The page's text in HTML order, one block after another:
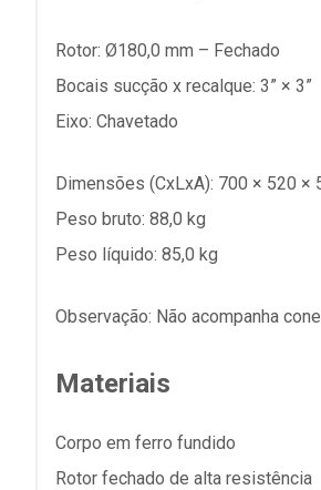
Rotor: Ø180,0 mm – Fechado
Bocais sucção x recalque: 3” × 3”
Eixo: Chavetado
Dimensões (CxLxA): 700 × 520 ×
Peso bruto: 88,0 kg
Peso líquido: 85,0 kg
Observação: Não acompanha
Materiais
Corpo em ferro fundido
Rotor fechado de alta resistência